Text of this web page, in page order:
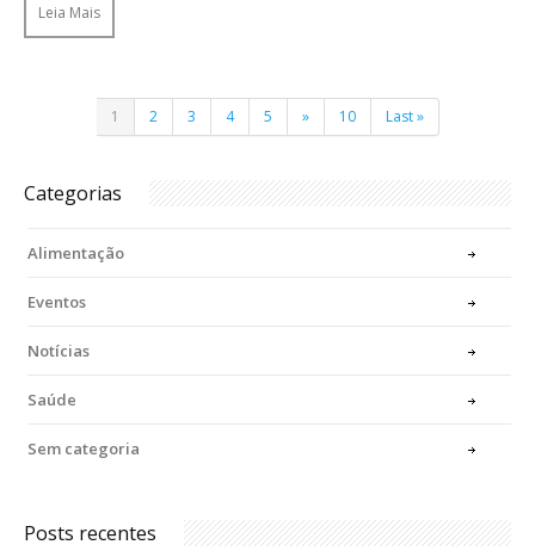
Leia Mais
1 2 3 4 5 » 10 Last »
Categorias
Alimentação
Eventos
Notícias
Saúde
Sem categoria
Posts recentes